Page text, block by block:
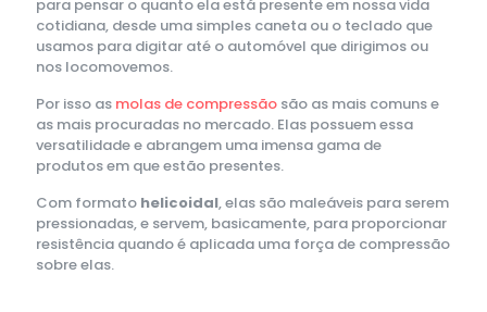
para pensar o quanto ela está presente em nossa vida
cotidiana, desde uma simples caneta ou o teclado que
usamos para digitar até o automóvel que dirigimos ou
nos locomovemos.
Por isso as molas de compressão são as mais comuns e
as mais procuradas no mercado. Elas possuem essa
versatilidade e abrangem uma imensa gama de
produtos em que estão presentes.
Com formato helicoidal, elas são maleáveis para serem
pressionadas, e servem, basicamente, para proporcionar
resistência quando é aplicada uma força de compressão
sobre elas.